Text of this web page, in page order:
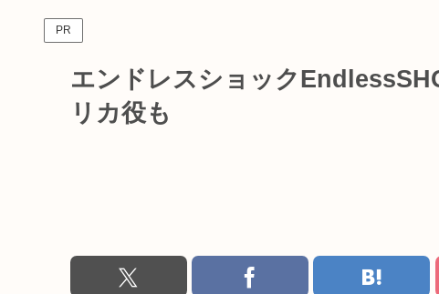
PR
エンドレスショック
リカ役も